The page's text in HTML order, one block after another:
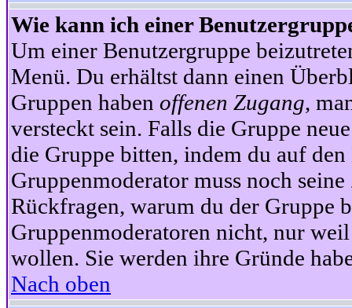
Wie kann ich einer
Um einer Benutzergruppe
Menü. Du erhältst dann einen
Gruppen haben offenen Zugang,
versteckt sein. Falls die Gruppe
die Gruppe bitten, indem du auf
Gruppenmoderator muss noch
Rückfragen, warum du der Gruppe
Gruppenmoderatoren nicht, nur
wollen. Sie werden ihre Gründe
Nach oben